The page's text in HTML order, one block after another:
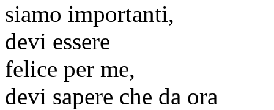
siamo importanti,
devi essere
felice per me,
devi sapere che da ora